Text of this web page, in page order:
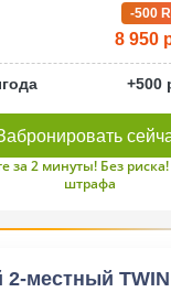
-500
8 950
+500
за 2 минуты! Без
штрафа
местный TWIN